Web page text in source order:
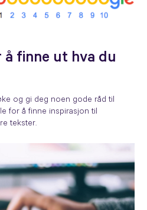
finne ut hva du
og gi deg noen gode råd til
for å finne inspirasjon til
tekster.